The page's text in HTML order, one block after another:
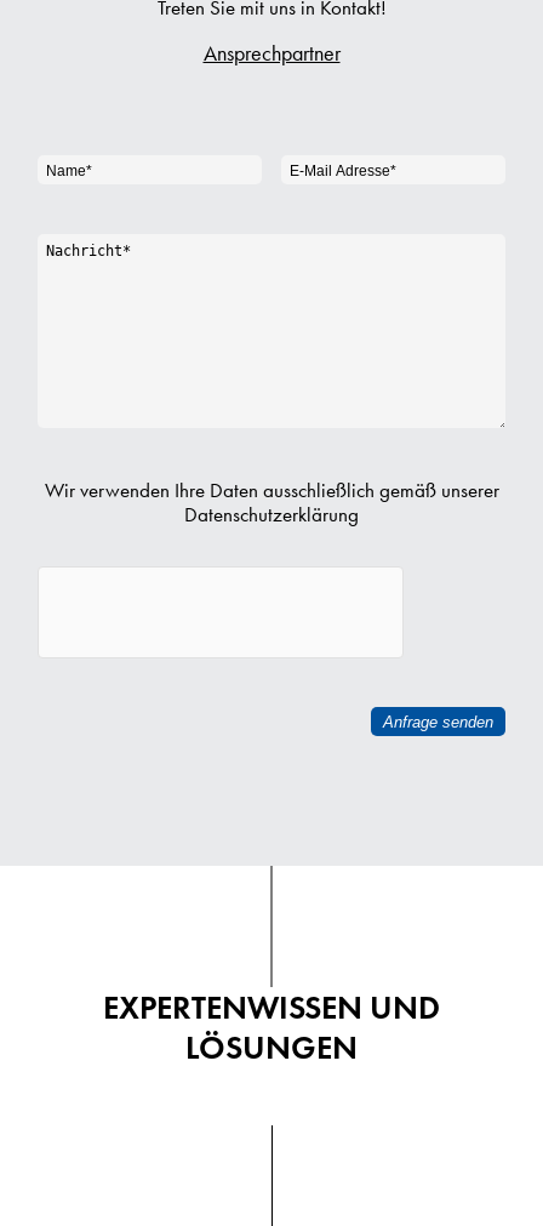
Treten Sie mit uns in Kontakt!
Ansprechpartner
Wir verwenden Ihre Daten ausschließlich gemäß unserer
Datenschutzerklärung
EXPERTENWISSEN UND
LÖSUNGEN